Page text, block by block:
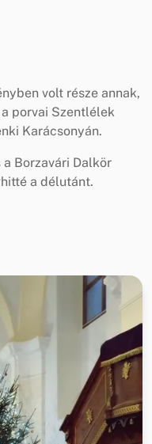
volt része annak,
porvai Szentlélek
Karácsonyán.
Borzavári Dalkör
a délutánt.